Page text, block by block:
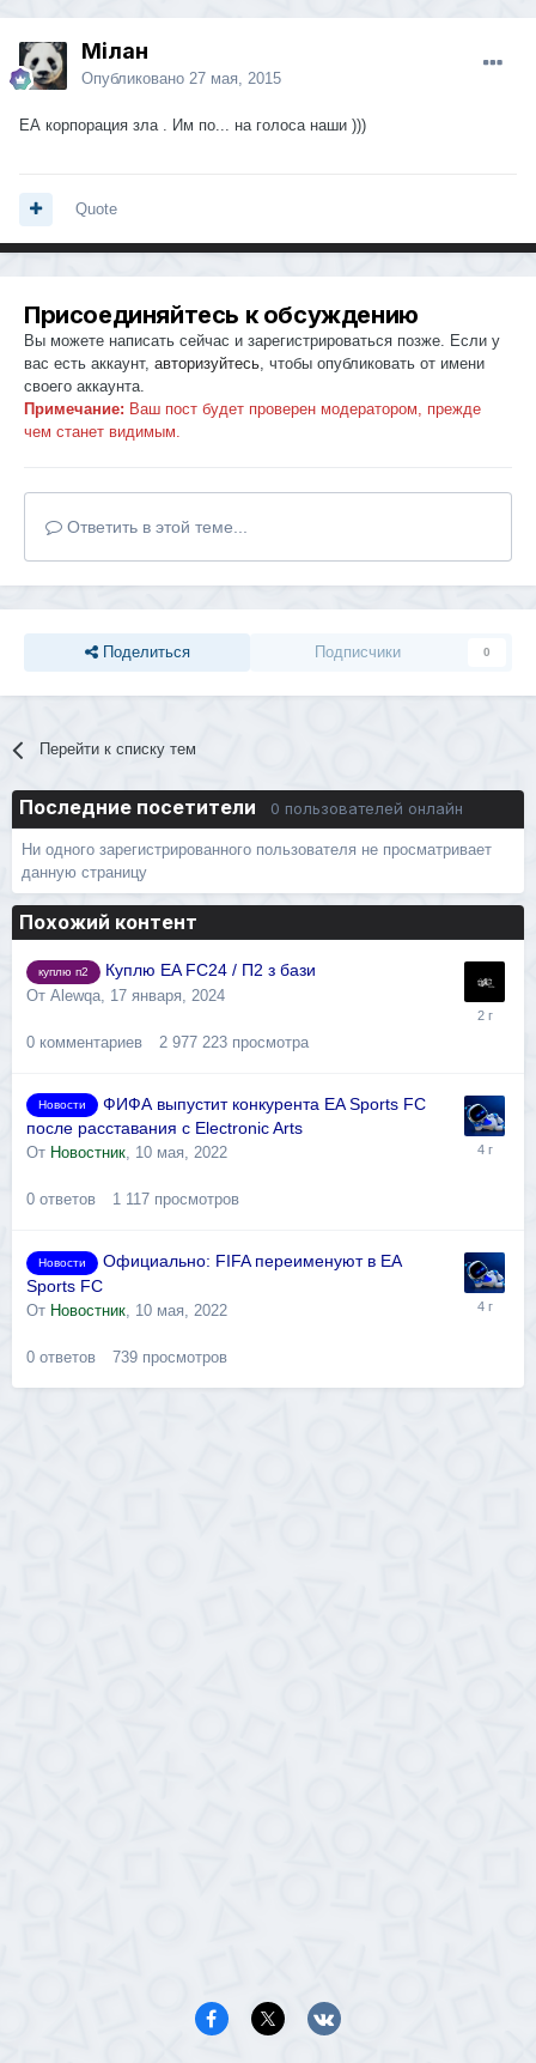
Мілан
Опубликовано 27 мая, 2015
ЕА корпорация зла . Им по... на голоса наши )))
Quote
Присоединяйтесь к обсуждению
Вы можете написать сейчас и зарегистрироваться позже. Если у
вас есть аккаунт, авторизуйтесь, чтобы опубликовать от имени
своего аккаунта.
Примечание: Ваш пост будет проверен модератором, прежде
чем станет видимым.
Ответить в этой теме...
Поделиться Подписчики 0
Перейти к списку тем
Последние посетители 0 пользователей онлайн
Ни одного зарегистрированного пользователя не просматривает
данную страницу
Похожий контент
куплю п2
Куплю EA FC24 / П2 з бази
От Alewqa 17 января, 2024
0 комментариев 2 977 223 просмотра
Новости
ФИФА выпустит конкурента EA Sports FC
после расставания с Electronic Arts
От Новостник, 10 мая, 2022
0 ответов 1 117 просмотров
Новости
Официально: FIFA переименуют в EA
Sports FC
От Новостник 10 мая, 2022
0 ответов 739 просмотров